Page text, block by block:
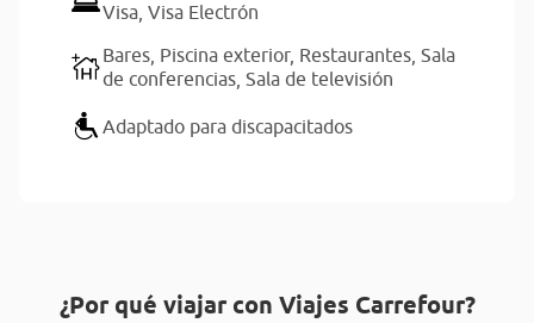
Visa, Visa Electrón
Bares, Piscina exterior, Restaurantes, Sala
de conferencias, Sala de televisión
Adaptado para discapacitados
¿Por qué viajar con Viajes Carrefour?